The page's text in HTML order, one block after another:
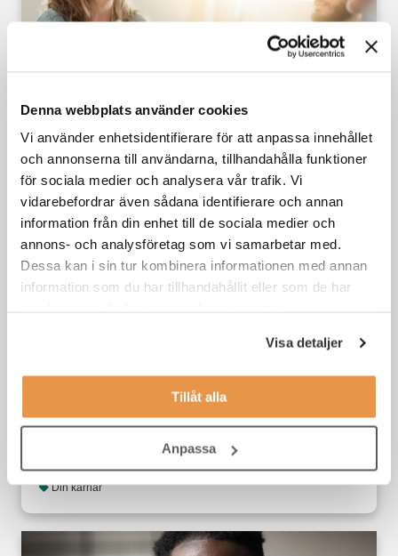
Denna webbplats använder cookies
Vi använder enhetsidentifierare för att anpassa innehållet
och annonserna till användarna, tillhandahålla funktioner
för sociala medier och analysera vår trafik. Vi
vidarebefordrar även sådana identifierare och annan
information från din enhet till de sociala medier och
annons- och analysföretag som vi samarbetar med.
Dessa kan i sin tur kombinera informationen med annan
information som du har tillhandahållit eller som de har
Visa detaljer
Tillåt alla
Anpassa
Caseintervjuer inom rekrytering – vad,
hur och varför?
Nyårslistan! Så fyller du på med ny energi
under jul och nyår
Din karriär